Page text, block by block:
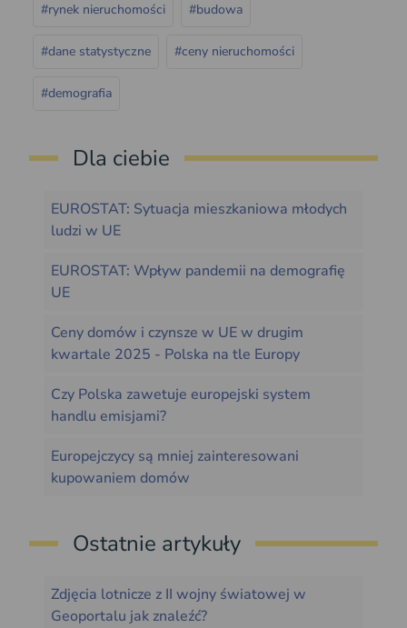
#rynek nieruchomości #budowa
#dane statystyczne #ceny nieruchomości
#demografia
Dla ciebie
EUROSTAT: Sytuacja mieszkaniowa młodych
ludzi w UE
EUROSTAT: Wpływ pandemii na demografię
UE
Ceny domów i czynsze w UE w drugim
kwartale 2025 - Polska na tle Europy
Czy Polska zawetuje europejski system
handlu emisjami?
Europejczycy są mniej zainteresowani
kupowaniem domów
Ostatnie artykuły
Zdjęcia lotnicze z II wojny światowej w
Geoportalu jak znaleźć?